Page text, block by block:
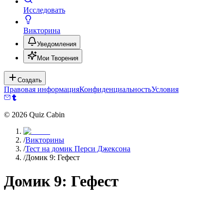
Исследовать
Викторина
Уведомления
Мои Творения
Создать
Правовая информацияКонфиденциальностьУсловия
© 2026 Quiz Cabin
/Викторины
/Тест на домик Перси Джексона
/Домик 9: Гефест
Домик 9: Гефест